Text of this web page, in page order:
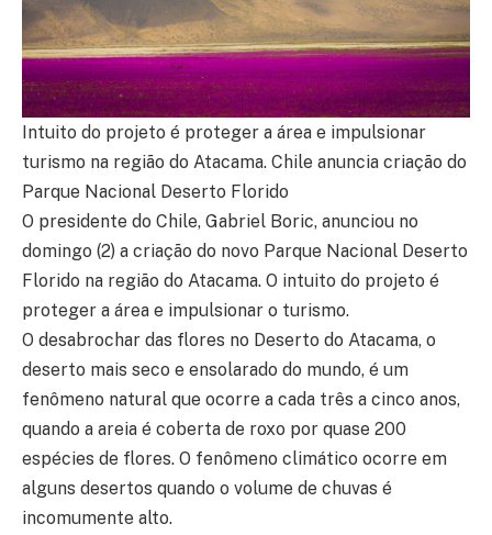
Intuito do projeto é proteger a área e impulsionar
turismo na região do Atacama. Chile anuncia criação do
Parque Nacional Deserto Florido
O presidente do Chile, Gabriel Boric, anunciou no
domingo (2) a criação do novo Parque Nacional Deserto
Florido na região do Atacama. O intuito do projeto é
proteger a área e impulsionar o turismo.
O desabrochar das flores no Deserto do Atacama, o
deserto mais seco e ensolarado do mundo, é um
fenômeno natural que ocorre a cada três a cinco anos,
quando a areia é coberta de roxo por quase 200
espécies de flores. O fenômeno climático ocorre em
alguns desertos quando o volume de chuvas é
incomumente alto.